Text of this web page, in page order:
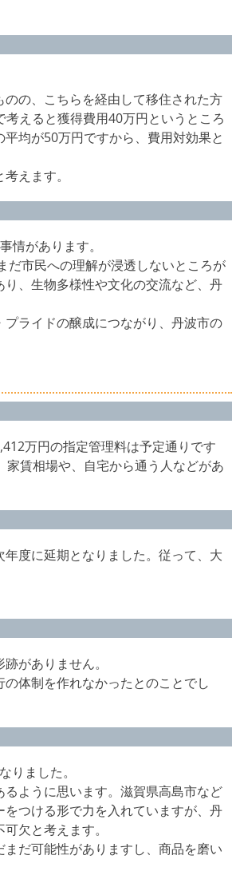
の、こちらを経由して移住された方
えると獲得費用40万円というところ
均が50万円ですから、費用対効果と
えます。
があります。
市民への理解が浸透しないところが
、生物多様性や文化の交流など、丹
プライドの醸成につながり、丹波市の
万円の指定管理料は予定通りです
賃相場や、自宅から通う人などがあ
度に延期となりました。従って、大
がありません。
体制を作れなかったとのことでし
ました。
ように思います。滋賀県高島市など
つける形で力を入れていますが、丹
欠と考えます。
だ可能性がありますし、商品を磨い